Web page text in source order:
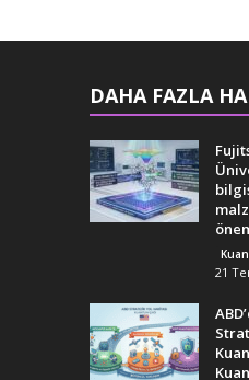
DAHA FAZLA
21